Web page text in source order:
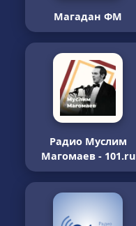
Магадан ФМ
Радио Муслим
Магомаев - 101.ru